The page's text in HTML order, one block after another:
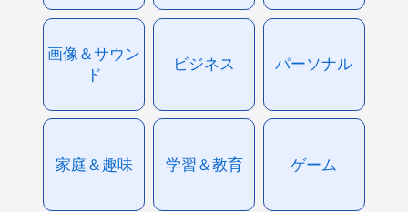
画像＆サウン
ド
ビジネス パーソナル
家庭＆趣味 学習＆教育 ゲーム